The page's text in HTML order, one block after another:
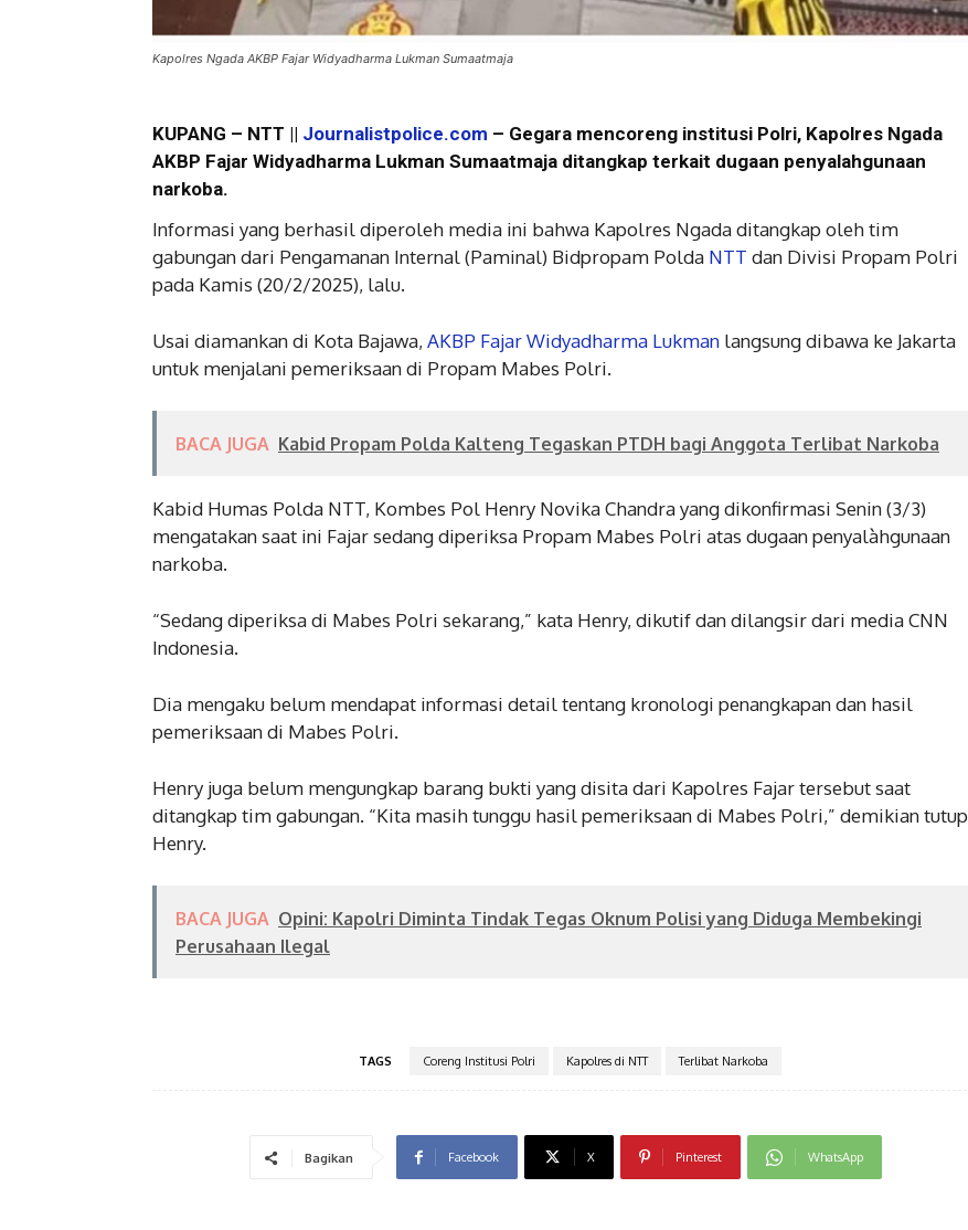
Kapolres Ngada AKBP Fajar Widyadharma Lukman Sumaatmaja
KUPANG – NTT || Journalistpolice.com – Gegara mencoreng institusi Polri, Kapolres Ngada
AKBP Fajar Widyadharma Lukman Sumaatmaja ditangkap terkait dugaan penyalahgunaan
narkoba.
Informasi yang berhasil diperoleh media ini bahwa Kapolres Ngada ditangkap oleh tim
gabungan dari Pengamanan Internal (Paminal) Bidpropam Polda NTT dan Divisi Propam Polri
pada Kamis (20/2/2025), lalu.
Usai diamankan di Kota Bajawa, AKBP Fajar Widyadharma Lukman langsung dibawa ke Jakarta
untuk menjalani pemeriksaan di Propam Mabes Polri.
BACA JUGA Kabid Propam Polda Kalteng Tegaskan PTDH bagi Anggota Terlibat Narkoba
Kabid Humas Polda NTT, Kombes Pol Henry Novika Chandra yang dikonfirmasi Senin (3/3)
mengatakan saat ini Fajar sedang diperiksa Propam Mabes Polri atas dugaan penyalàhgunaan
narkoba.
“Sedang diperiksa di Mabes Polri sekarang,” kata Henry, dikutif dan dilangsir dari media CNN
Indonesia.
Dia mengaku belum mendapat informasi detail tentang kronologi penangkapan dan hasil
pemeriksaan di Mabes Polri.
Henry juga belum mengungkap barang bukti yang disita dari Kapolres Fajar tersebut saat
ditangkap tim gabungan. “Kita masih tunggu hasil pemeriksaan di Mabes Polri,” demikian tutup
Henry.
BACA JUGA Opini: Kapolri Diminta Tindak Tegas Oknum Polisi yang Diduga Membekingi
Perusahaan Ilegal
TAGS Coreng Institusi Polri Kapolres di NTT Terlibat Narkoba
Bagikan Facebook X Pinterest WhatsApp